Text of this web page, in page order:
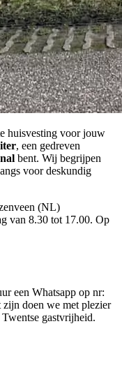
huisvesting voor jouw
, een gedreven
bent. Wij begrijpen
voor deskundig
(NL)
van 8.30 tot 17.00. Op
een Whatsapp op nr:
doen we met plezier
gastvrijheid.